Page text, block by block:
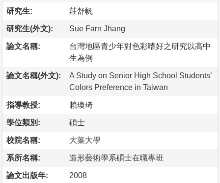
研究生: 莊舒帆
研究生(外文): Sue Farn Jhang
論文名稱:
台灣地區青少年對色彩嗜好之研究以高中
生為例
論文名稱(外文):
A Study on Senior High School Students’
Colors Preference in Taiwan
指導教授: 賴瓊琦
學位類別: 碩士
校院名稱: 大葉大學
系所名稱: 造形藝術學系碩士在職專班
論文出版年: 2008